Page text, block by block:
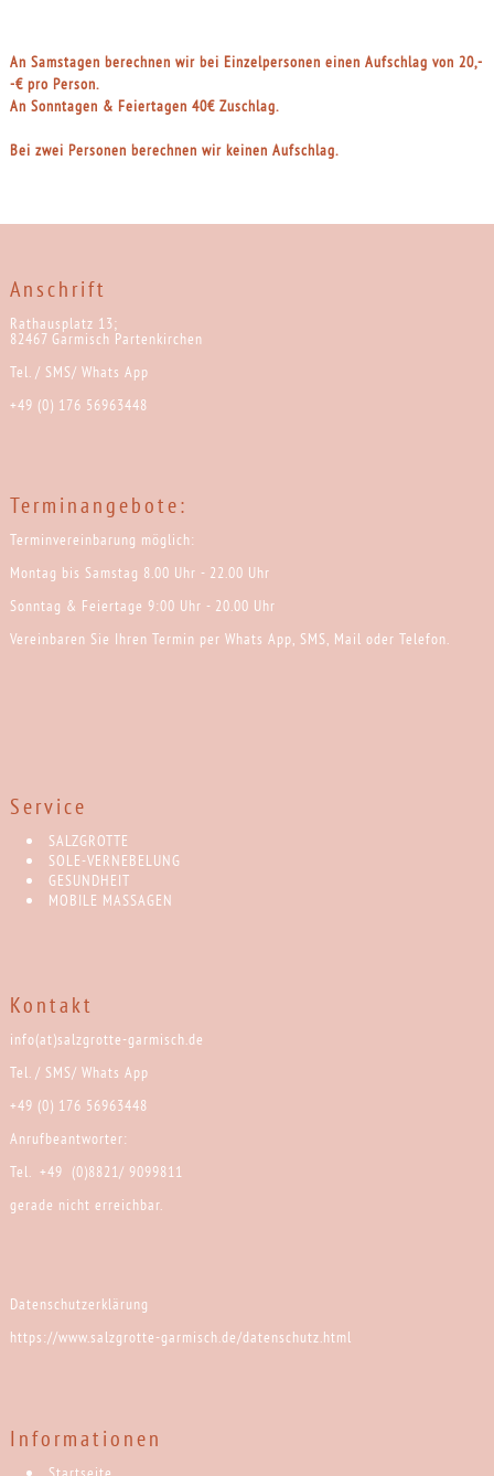
An Samstagen berechnen wir bei Einzelpersonen einen Aufschlag von 20,-
-€ pro Person.
An Sonntagen & Feiertagen 40€ Zuschlag.
Bei zwei Personen berechnen wir keinen Aufschlag.
Anschrift
Rathausplatz 13;
82467 Garmisch Partenkirchen
Tel. / SMS/ Whats App
+49 (0) 176 56963448
Terminangebote:
Terminvereinbarung möglich:
Montag bis Samstag 8.00 Uhr - 22.00 Uhr
Sonntag & Feiertage 9:00 Uhr - 20.00 Uhr
Vereinbaren Sie Ihren Termin per Whats App, SMS, Mail oder Telefon.
Service
SALZGROTTE
SOLE-VERNEBELUNG
GESUNDHEIT
MOBILE MASSAGEN
Kontakt
info(at)salzgrotte-garmisch.de
Tel. / SMS/ Whats App
+49 (0) 176 56963448
Anrufbeantworter:
Tel. +49 (0)8821/ 9099811
gerade nicht erreichbar.
Datenschutzerklärung
https://www.salzgrotte-garmisch.de/datenschutz.html
Informationen